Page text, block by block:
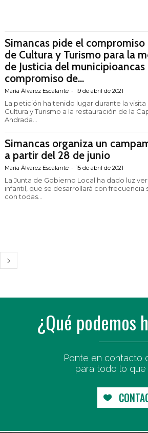
Simancas pide el
de Cultura y Turismo para la
de Justicia del
compromiso de...
María Álvarez Escalante - 19 de abril de 2021
La petición ha tenido lugar durante la
Cultura y Turismo a la restauración de la
Andrada...
Simancas organiza un
a partir del 28 de junio
María Álvarez Escalante - 15 de abril de 2021
La Junta de Gobierno Local ha dado luz
infantil, que se desarrollará con frecuencia
con todas...
¿Qué podemos
Ponte en contacto
para todo lo